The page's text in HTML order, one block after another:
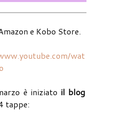
e Kobo Store.
wat
è iniziato il blog
tappe: